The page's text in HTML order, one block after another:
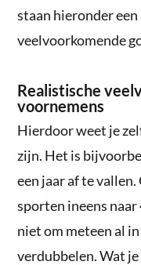
staan hieronder
veelvoorkomende
Realistische
voornemens
Hierdoor weet je
zijn. Het is
een jaar af te
sporten ineens naar
niet om meteen al
verdubbelen. Wat